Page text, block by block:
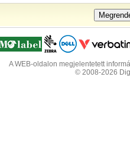
A WEB-oldalon megjelentetett
© 2008-2026